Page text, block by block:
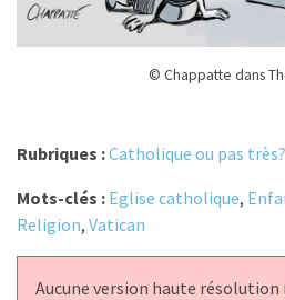
© Chappatte dans
Rubriques :Catholique ou pas très?
Mots-clés : Eglise catholique,
Religion, Vatican
Aucune version haute